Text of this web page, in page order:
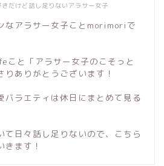
だけど話し足りないアラサー女子
なアラサー女子ことmorimoriで
と「アラサー女子のこそっと
ありがとうございます！
バラエティは休日にまとめて見る
て日々話し足りないので、こちら
きます！